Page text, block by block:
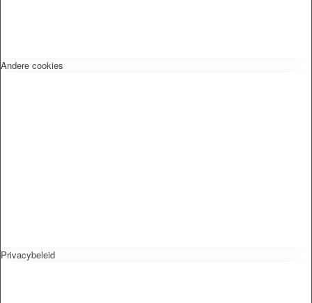
Andere cookies
Privacybeleid